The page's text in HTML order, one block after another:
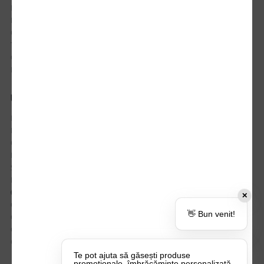
Istoric comenzi
Mostre si Conditii Retur Marfa
Cum comanzi
Termen de livrare
Costuri de livrare
Politica de returnare a produselor
UTILE
Despre Noi
Echipa Update Advertising
CSR si Implicare sociala
Branduri partenere
Suport dedicat si Intrebari frecvente
BLOG – Promo Tips&Tricks
Certificari si Sustenabilitate
Cariere la Update Advertising
CATALOAGE
Contactează-ne
✕
👋 Bun venit!
Te pot ajuta să găsești produse